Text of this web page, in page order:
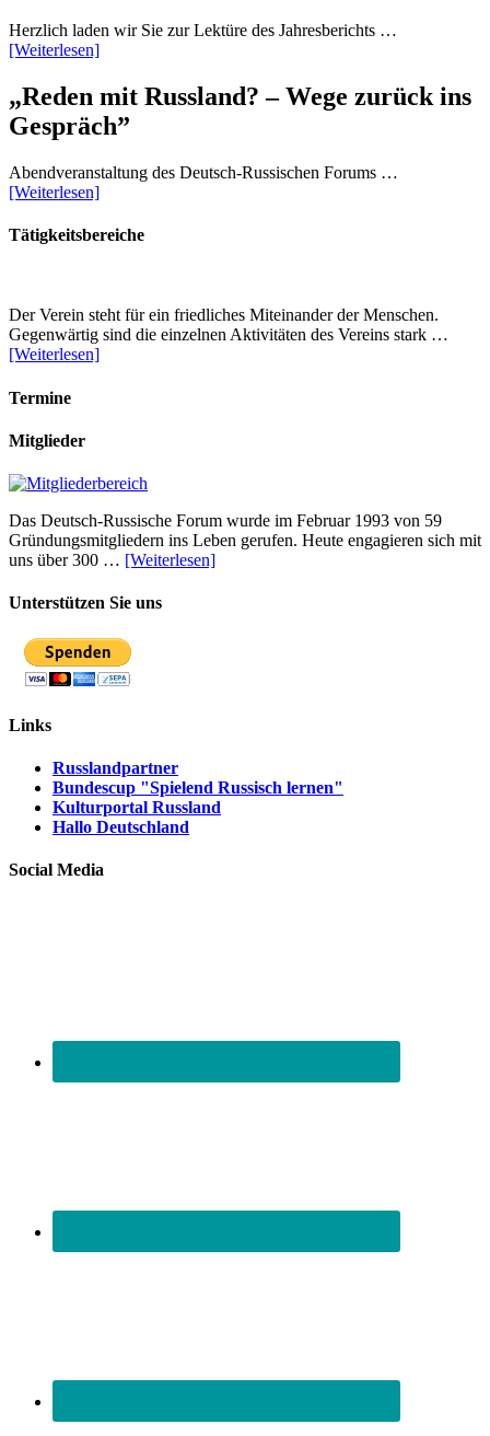
Herzlich laden wir Sie zur Lektüre des Jahresberichts …
[Weiterlesen]
„Reden mit Russland? – Wege zurück ins
Gespräch”
Abendveranstaltung des Deutsch-Russischen Forums …
[Weiterlesen]
Tätigkeitsbereiche
Der Verein steht für ein friedliches Miteinander der Menschen.
Gegenwärtig sind die einzelnen Aktivitäten des Vereins stark …
[Weiterlesen]
Termine
Mitglieder
Das Deutsch-Russische Forum wurde im Februar 1993 von 59
Gründungsmitgliedern ins Leben gerufen. Heute engagieren sich mit
uns über 300 … [Weiterlesen]
Unterstützen Sie uns
Links
Russlandpartner
Bundescup "Spielend Russisch lernen"
Kulturportal Russland
Hallo Deutschland
Social Media